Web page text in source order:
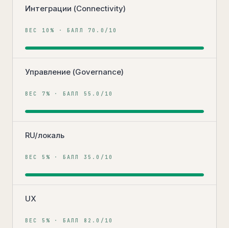
Интеграции (Connectivity)
ВЕС 10 % · БАЛЛ70.0 /10
Управление (Governance)
ВЕС 7 % · БАЛЛ 55.0 /10
RU/локаль
ВЕС 5 % · БАЛЛ 35.0 /10
UX
ВЕС 5 % · БАЛЛ 82.0 /10